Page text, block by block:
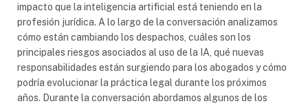
impacto que la inteligencia artificial está teniendo en la
profesión jurídica. A lo largo de la conversación analizamos
cómo están cambiando los despachos, cuáles son los
principales riesgos asociados al uso de la IA, qué nuevas
responsabilidades están surgiendo para los abogados y cómo
podría evolucionar la práctica legal durante los próximos
años. Durante la conversación abordamos algunos de los